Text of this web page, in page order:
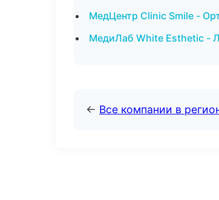
МедЦентр Clinic Smile -
МедиЛаб White Esthetic -
← Все компании в